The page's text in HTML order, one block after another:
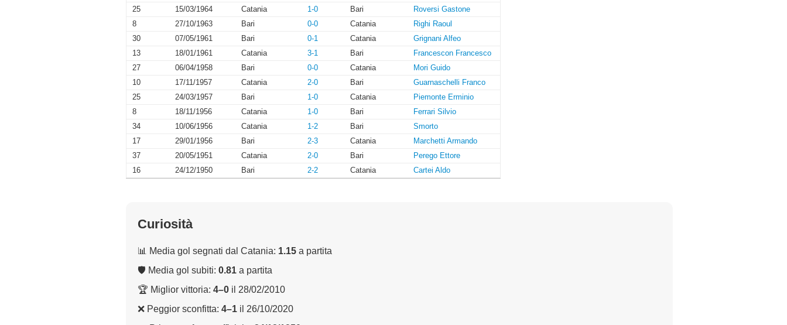
25
15/03/1964 Catania 1-0 Bari
Roversi Gastone
8
27/10/1963 Bari 0-0 Catania
Righi Raoul
30
07/05/1961 Bari 0-1 Catania
Grignani Alfeo
13
18/01/1961 Catania 3-1 Bari
Francescon Francesco
27
06/04/1958 Bari 0-0 Catania
Mori Guido
10
17/11/1957 Catania 2-0 Bari
Guarnaschelli Franco
25
24/03/1957 Bari 1-0 Catania
Piemonte Erminio
8
18/11/1956 Catania 1-0 Bari
Ferrari Silvio
34
10/06/1956 Catania 1-2 Bari
Smorto
17
29/01/1956 Bari 2-3 Catania
Marchetti Armando
37
20/05/1951 Catania 2-0 Bari
Perego Ettore
16
24/12/1950 Bari 2-2 Catania Cartei Aldo
Curiosità
📊 Media gol segnati dal Catania: 1.15 a partita
🛡 Media gol subiti: 0.81 a partita
🏆 Miglior vittoria: 4–0 il 28/02/2010
❌ Peggior sconfitta: 4–1 il 26/10/2020